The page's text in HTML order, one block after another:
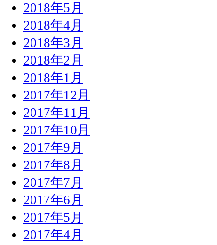
2018年5月
2018年4月
2018年3月
2018年2月
2018年1月
2017年12月
2017年11月
2017年10月
2017年9月
2017年8月
2017年7月
2017年6月
2017年5月
2017年4月